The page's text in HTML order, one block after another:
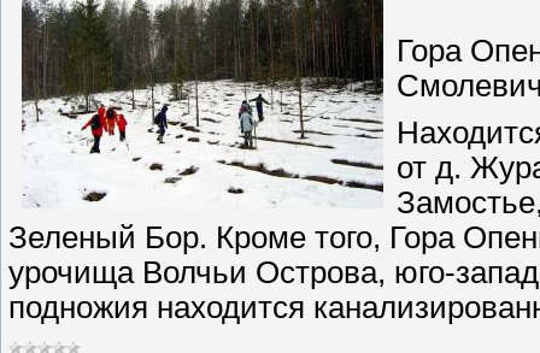
Гора
от д.
Зеленый Бор. Кроме того, Гора
урочища Волчьи Острова, юго-
подножия находится